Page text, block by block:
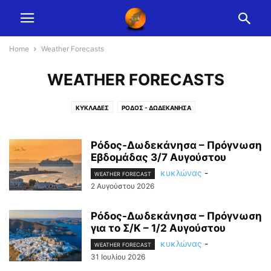
Home Weather Forecasts
WEATHER FORECASTS
ΚΥΚΛΆΔΕΣ ΡΌΔΟΣ - ΔΩΔΕΚΆΝΗΣΑ
Ρόδος-Δωδεκάνησα – Πρόγνωση
Εβδομάδας 3/7 Αυγούστου
WEATHER FORECAST κυκλώνας -
2 Αυγούστου 2026
Ρόδος-Δωδεκάνησα – Πρόγνωση
για το Σ/Κ – 1/2 Αυγούστου
WEATHER FORECAST κυκλώνας -
31 Ιουλίου 2026